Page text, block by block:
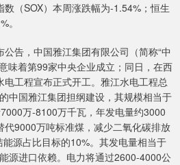
（SOX）本周涨跌幅为-1.54%；恒生
。
告，中国雅江集团有限公司（简称“中
味着第99家中央企业成立；同日，在西
工程宣布正式开工。雅江水电工程总
中国雅江集团担纲建设，其规模相当于
万-8100万千瓦，年发电量约3000
9000万吨标准煤，减少二氧化碳排放
源占比目标的10%。其发电量相当于
源进口依赖。电力将通过2600-4000公